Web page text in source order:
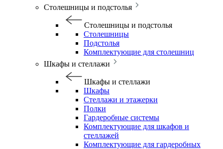
Столешницы и подстолья
Столешницы и подстолья
Столешницы
Подстолья
Комплектующие для столешниц
Шкафы и стеллажи
Шкафы и стеллажи
Шкафы
Стеллажи и этажерки
Полки
Гардеробные системы
Комплектующие для шкафов и
стеллажей
Комплектующие для гардеробных